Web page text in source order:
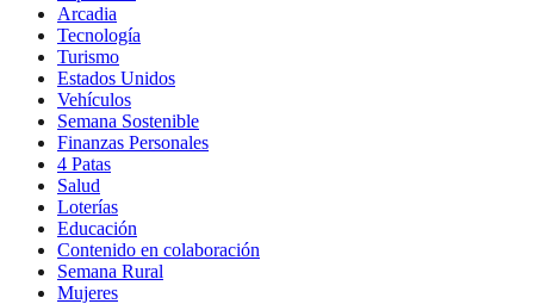
Arcadia
Tecnología
Turismo
Estados Unidos
Vehículos
Semana Sostenible
Finanzas Personales
4 Patas
Salud
Loterías
Educación
Contenido en colaboración
Semana Rural
Mujeres